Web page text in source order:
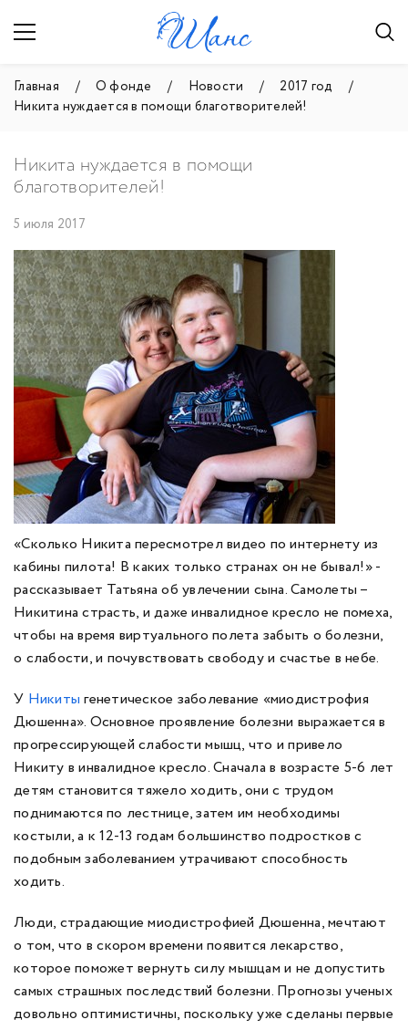
Главная О фонде Новости
2017 год
Никита нуждается в помощи благотворителей!
Никита нуждается в помощи
благотворителей!
5 июля 2017
«Сколько Никита пересмотрел видео по интернету из
кабины пилота! В каких только странах он не бывал!» -
рассказывает Татьяна об увлечении сына. Самолеты –
Никитина страсть, и даже инвалидное кресло не помеха,
чтобы на время виртуального полета забыть о болезни,
о слабости, и почувствовать свободу и счастье в небе.
У Никиты генетическое заболевание «миодистрофия
Дюшенна». Основное проявление болезни выражается в
прогрессирующей слабости мышц, что и привело
Никиту в инвалидное кресло. Сначала в возрасте 5-6 лет
детям становится тяжело ходить, они с трудом
поднимаются по лестнице, затем им необходимы
костыли, а к 12-13 годам большинство подростков с
подобным заболеванием утрачивают способность
ходить.
Люди, страдающие миодистрофией Дюшенна, мечтают
о том, что в скором времени появится лекарство,
которое поможет вернуть силу мышцам и не допустить
самых страшных последствий болезни. Прогнозы ученых
довольно оптимистичны, поскольку уже сделаны первые